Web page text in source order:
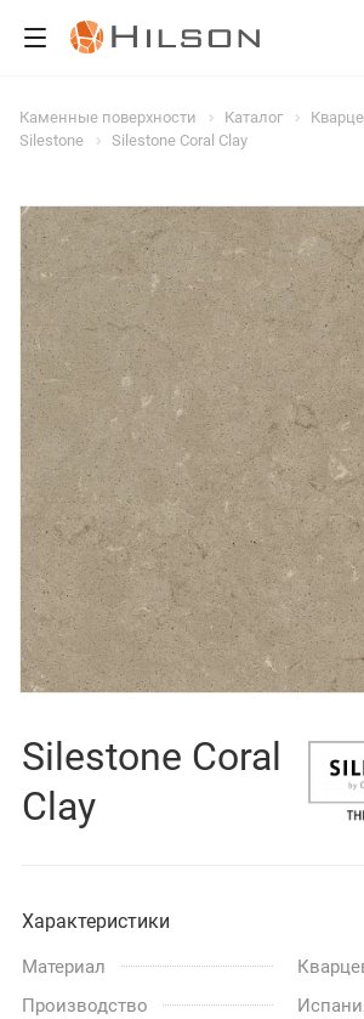
Каменные поверхности Каталог
Silestone
Silestone Coral Clay
Silestone Coral
Clay
Характеристики
Материал
Производство